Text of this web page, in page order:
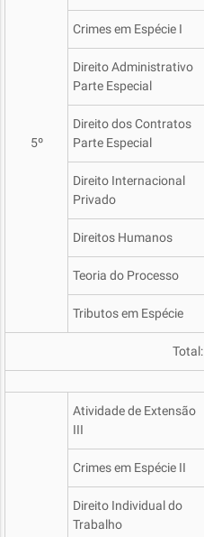
5º
Crimes em Espécie I
Direito Administrativo
Parte Especial
Direito dos Contratos
Parte Especial
Direito Internacional
Privado
Direitos Humanos
Teoria do Processo
Tributos em Espécie
Total:
Atividade de Extensão
III
Crimes em Espécie II
Direito Individual do
Trabalho